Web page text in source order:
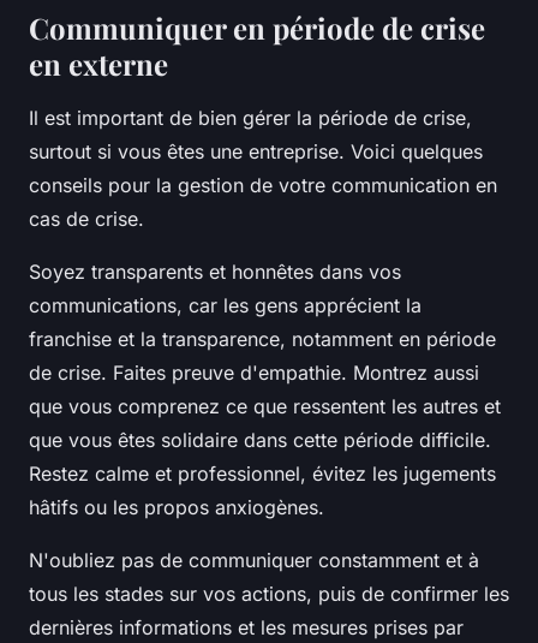
Communiquer en période de crise
en externe
Il est important de bien gérer la période de crise,
surtout si vous êtes une entreprise. Voici quelques
conseils pour la gestion de votre communication en
cas de crise.
Soyez transparents et honnêtes dans vos
communications, car les gens apprécient la
franchise et la transparence, notamment en période
de crise. Faites preuve d'empathie. Montrez aussi
que vous comprenez ce que ressentent les autres et
que vous êtes solidaire dans cette période difficile.
Restez calme et professionnel, évitez les jugements
hâtifs ou les propos anxiogènes.
N'oubliez pas de communiquer constamment et à
tous les stades sur vos actions, puis de confirmer les
dernières informations et les mesures prises par